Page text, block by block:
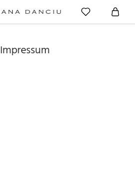
Impressum